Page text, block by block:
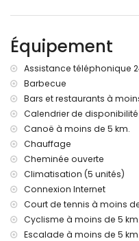
Informations
villa)
rivière ou bord de
Jávea (à moins de 3
plage la plus proche :
kilomètres de la villa)
port le plus proche :
de la villa)
parc le plus proche :
kilomètres de la villa)
aéroport le plus proche
kilomètres de la villa)
deuxième aéroport le
kilomètres)
fumer est interdit
les animaux
Équipement
Assistance téléphonique
Barbecue
Bars et restaurants à
Calendrier de
Canoë à moins de 5 km.
Chauffage
Cheminée ouverte
Climatisation (5 unités)
Connexion Internet
Court de tennis à moins
Cyclisme à moins de 5 km.
Escalade à moins de 5 km.